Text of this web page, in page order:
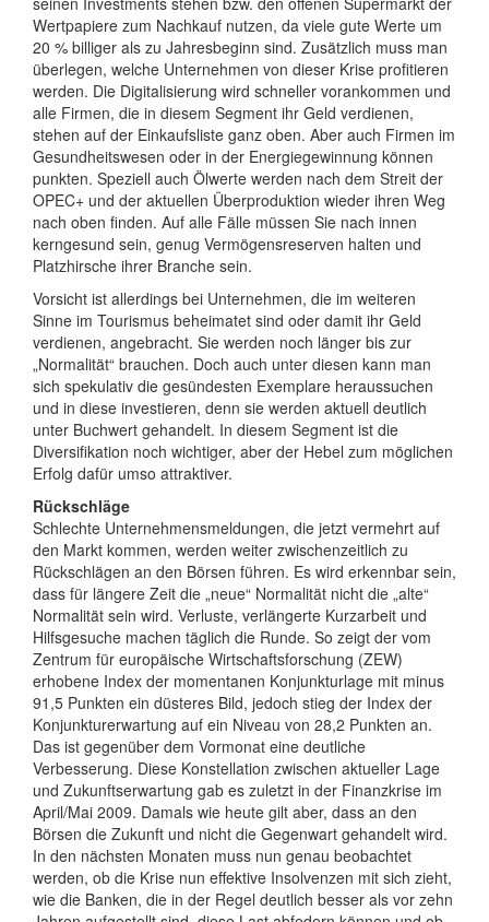
Wertpapiere zum Nachkauf nutzen, da viele gute Werte um
20 % billiger als zu Jahresbeginn sind. Zusätzlich muss man
überlegen, welche Unternehmen von dieser Krise profitieren
werden. Die Digitalisierung wird schneller vorankommen und
alle Firmen, die in diesem Segment ihr Geld verdienen,
stehen auf der Einkaufsliste ganz oben. Aber auch Firmen im
Gesundheitswesen oder in der Energiegewinnung können
punkten. Speziell auch Ölwerte werden nach dem Streit der
OPEC+ und der aktuellen Überproduktion wieder ihren Weg
nach oben finden. Auf alle Fälle müssen Sie nach innen
kerngesund sein, genug Vermögensreserven halten und
Platzhirsche ihrer Branche sein.
Vorsicht ist allerdings bei Unternehmen, die im weiteren
Sinne im Tourismus beheimatet sind oder damit ihr Geld
verdienen, angebracht. Sie werden noch länger bis zur
„Normalität“ brauchen. Doch auch unter diesen kann man
sich spekulativ die gesündesten Exemplare heraussuchen
und in diese investieren, denn sie werden aktuell deutlich
unter Buchwert gehandelt. In diesem Segment ist die
Diversifikation noch wichtiger, aber der Hebel zum möglichen
Erfolg dafür umso attraktiver.
Rückschläge
Schlechte Unternehmensmeldungen, die jetzt vermehrt auf
den Markt kommen, werden weiter zwischenzeitlich zu
Rückschlägen an den Börsen führen. Es wird erkennbar sein,
dass für längere Zeit die „neue“ Normalität nicht die „alte“
Normalität sein wird. Verluste, verlängerte Kurzarbeit und
Hilfsgesuche machen täglich die Runde. So zeigt der vom
Zentrum für europäische Wirtschaftsforschung (ZEW)
erhobene Index der momentanen Konjunkturlage mit minus
91,5 Punkten ein düsteres Bild, jedoch stieg der Index der
Konjunkturerwartung auf ein Niveau von 28,2 Punkten an.
Das ist gegenüber dem Vormonat eine deutliche
Verbesserung. Diese Konstellation zwischen aktueller Lage
und Zukunftserwartung gab es zuletzt in der Finanzkrise im
April/Mai 2009. Damals wie heute gilt aber, dass an den
Börsen die Zukunft und nicht die Gegenwart gehandelt wird.
In den nächsten Monaten muss nun genau beobachtet
werden, ob die Krise nun effektive Insolvenzen mit sich zieht,
wie die Banken, die in der Regel deutlich besser als vor zehn